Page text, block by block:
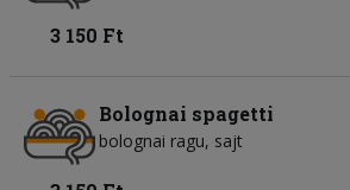
3 150 Ft
Bolognai spagetti
bolognai ragu sajt